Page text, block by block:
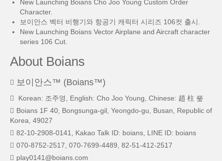
New Launching Boians Cho Joo Young Custom Order
Character.
보이안스 벡터 비행기와 항공기 캐릭터 시리즈 106컷 출시.
New Launching Boians Vector Airplane and Aircraft character
series 106 Cut.
About Boians
보이안스™ (Boians™)
Korean: 조주영, English: Cho Joo Young, Chinese: 趙 柱 瑩
Boians 1F 40, Bongsunga-gil, Yeongdo-gu, Busan, Republic of
Korea, 49027
82-10-2908-0141, Kakao Talk ID: boians, LINE ID: boians
070-8752-2517, 070-7699-4489, 82-51-412-2517
play0141@boians.com